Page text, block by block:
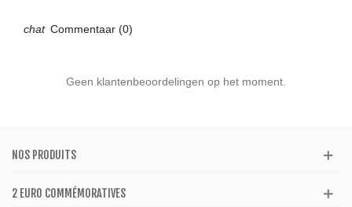
Commentaar (0)
Geen klantenbeoordelingen op het moment.
NOS PRODUITS
2 EURO COMMÉMORATIVES